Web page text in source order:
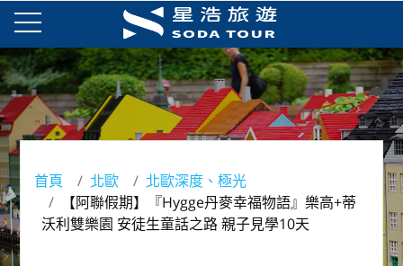
首頁 北歐
北歐深度、極光
【阿聯假期】『Hygge丹麥幸福物語』樂高+蒂
沃利雙樂園 安徒生童話之路 親子見學10天